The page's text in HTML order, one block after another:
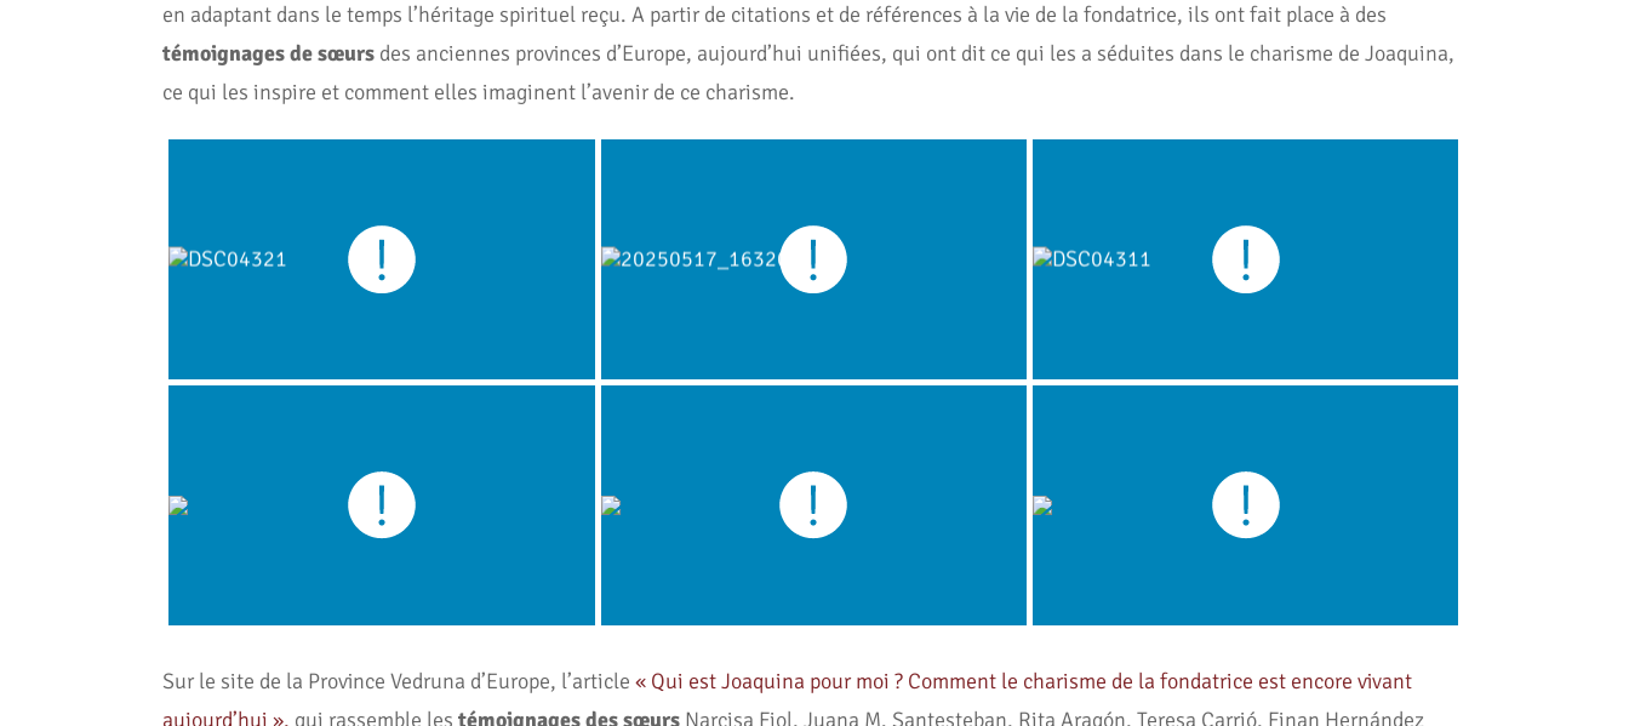
en adaptant dans le temps l’héritage spirituel reçu. A partir de citations et de références à la vie de la fondatrice, ils ont fait place à des
témoignages de sœurs des anciennes provinces d’Europe, aujourd’hui unifiées, qui ont dit ce qui les a séduites dans le charisme de Joaquina,
ce qui les inspire et comment elles imaginent l’avenir de ce charisme.
Sur le site de la Province Vedruna d’Europe, l’article« Qui est Joaquina pour moi ? Comment le charisme de la fondatrice est encore vivant
aujourd’hui », qui rassemble lestémoignages des sœurs Narcisa Fiol, Juana M. Santesteban, Rita Aragón, Teresa Carrió, Finan Hernández